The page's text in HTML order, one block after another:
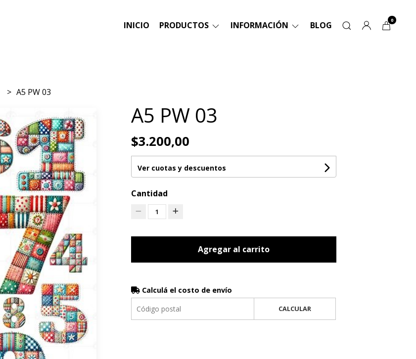
INICIO PRODUCTOS INFORMACIÓN BLOG 0
A5 PW 03
A5 PW 03
$3.200,00
Ver cuotas y descuentos
Cantidad
1
Agregar al carrito
Calculá el costo de envío
CALCULAR